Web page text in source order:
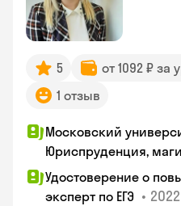
5 от 1092 ₽ за
1 отзыв
Московский
Юриспруденция,
Удостоверение о
эксперт по ЕГЭ •